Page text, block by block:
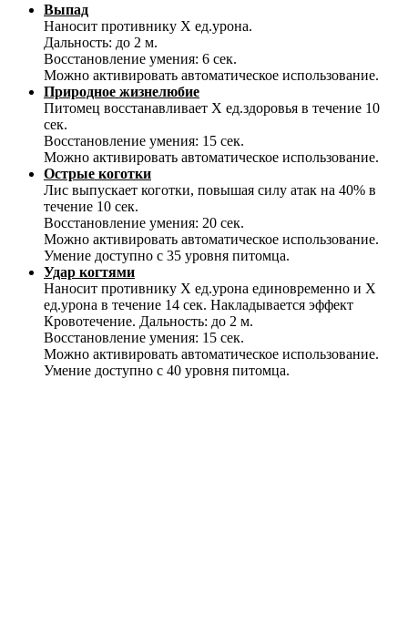
Выпад
Наносит противнику Х ед.урона.
Дальность: до 2 м.
Восстановление умения: 6 сек.
Можно активировать автоматическое использование.
Природное жизнелюбие
Питомец восстанавливает Х ед.здоровья в течение 10
сек.
Восстановление умения: 15 сек.
Можно активировать автоматическое использование.
Острые коготки
Лис выпускает коготки, повышая силу атак на 40% в
течение 10 сек.
Восстановление умения: 20 сек.
Можно активировать автоматическое использование.
Умение доступно с 35 уровня питомца.
Удар когтями
Наносит противнику Х ед.урона единовременно и Х
ед.урона в течение 14 сек. Накладывается эффект
Кровотечение. Дальность: до 2 м.
Восстановление умения: 15 сек.
Можно активировать автоматическое использование.
Умение доступно с 40 уровня питомца.